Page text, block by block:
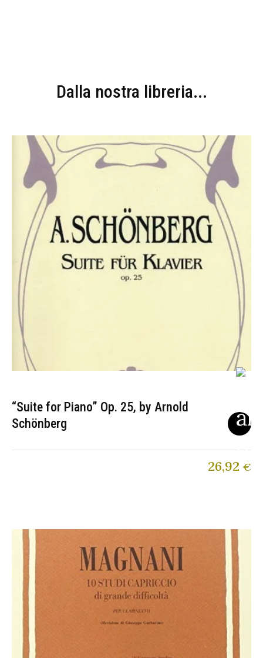
Dalla nostra libreria...
“Suite for Piano” Op. 25, by Arnold
Schönberg
26,92 €